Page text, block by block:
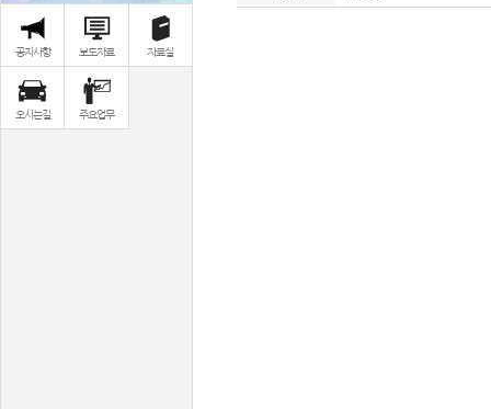
공지사항 보도자료 자료실
오시는길 주요업무